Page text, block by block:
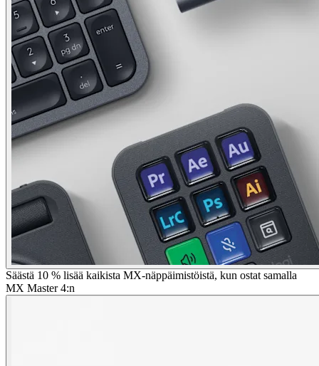
Säästä 10 % lisää kaikista MX-näppäimistöistä, kun ostat samalla
MX Master 4:n